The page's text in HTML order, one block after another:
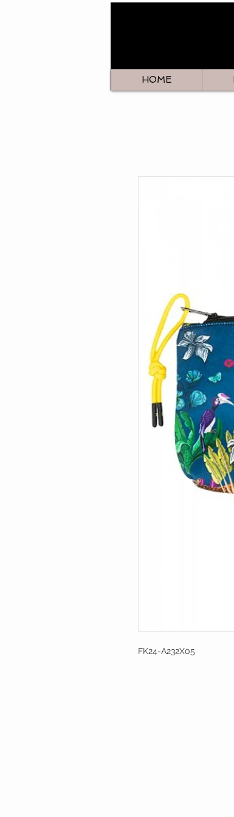
HOME
FK24-A232X05